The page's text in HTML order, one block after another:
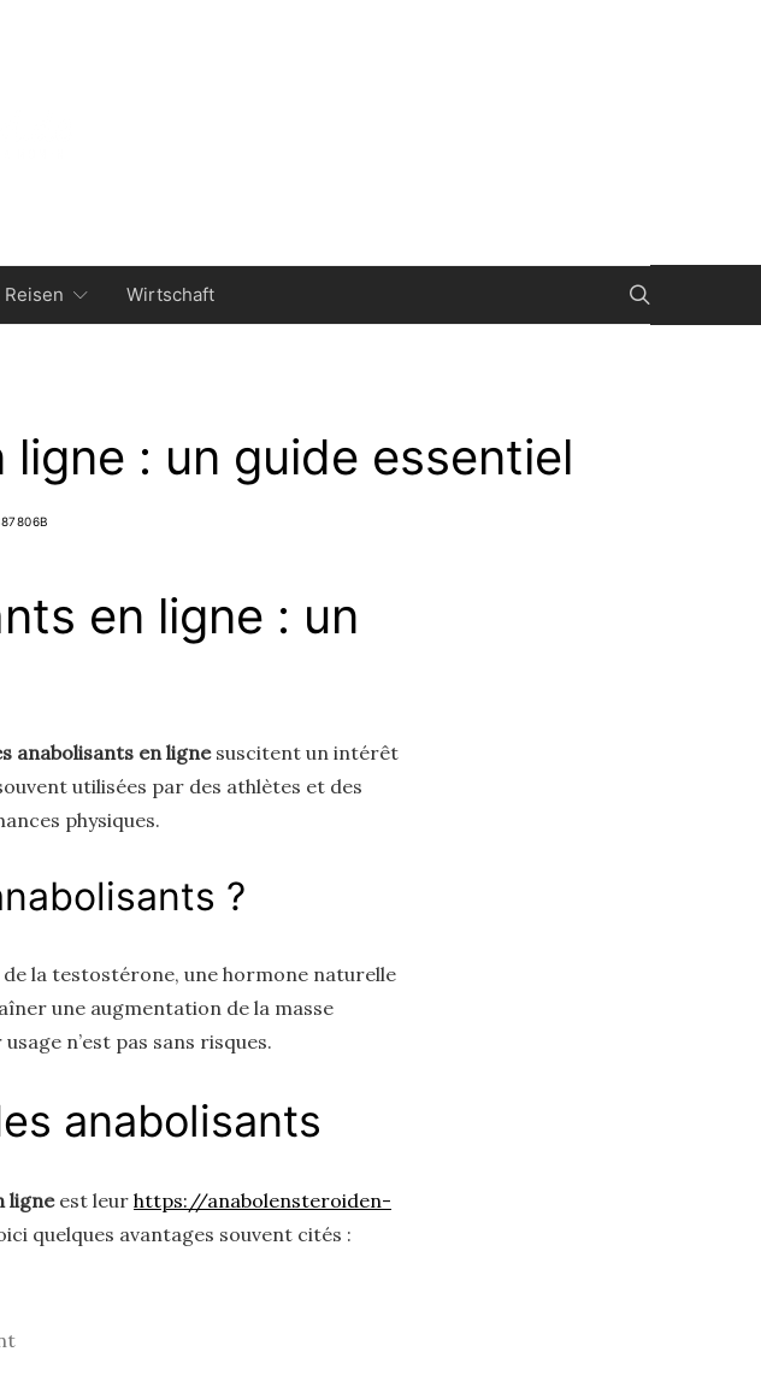
Reisen Wirtschaft
: un guide essentiel
en ligne : un
anabolisants en lignesuscitent un intérêt
utilisées par des athlètes et des
physiques.
?
la testostérone, une hormone naturelle
une augmentation de la masse
n’est pas sans risques.
anabolisants
ligneest leur https://anabolensteroiden-
quelques avantages souvent cités :